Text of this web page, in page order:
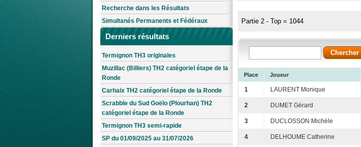
Recherche dans les Résultats
Simultanés Permanents et Fédéraux
Derniers résultats
Termignon TH3 originales
Muzillac (Billiers) TH2 catégoriel étape de la
Ronde
Carhaix TH2 catégoriel étape de la Ronde
Scrabble du Sud Goëlo (Plourhan) TH2
catégoriel étape de la Ronde
Termignon TH3 semi-rapide
SP du 01/09/2025 au 31/07/2026
Partie 2 - Top = 1044
Place Joueur
1 LAURENT Monique
2 DUMET Gérard
3 DUCLOSSON Michèle
4 DELHOUME Catherine